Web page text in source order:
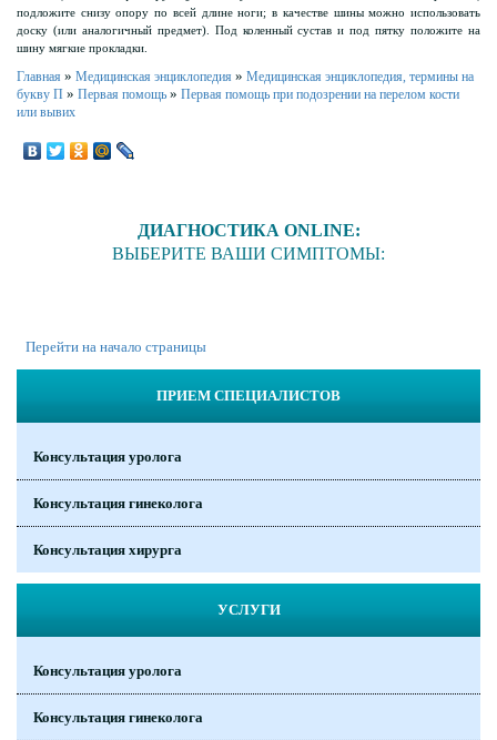
подложите снизу опору по всей длине ноги; в качестве шины можно использовать
доску (или аналогичный предмет). Под коленный сустав и под пятку положите на
шину мягкие прокладки.
Главная » Медицинская энциклопедия » Медицинская энциклопедия, термины на
букву П » Первая помощь » Первая помощь при подозрении на перелом кости
или вывих
ДИАГНОСТИКА ONLINE:
ВЫБЕРИТЕ ВАШИ СИМПТОМЫ:
Перейти на начало страницы
ПРИЕМ СПЕЦИАЛИСТОВ
Консультация уролога
Консультация гинеколога
Консультация хирурга
УСЛУГИ
Консультация уролога
Консультация гинеколога